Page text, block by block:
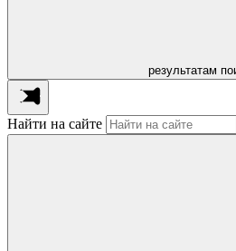
результатам
Найти на сайте